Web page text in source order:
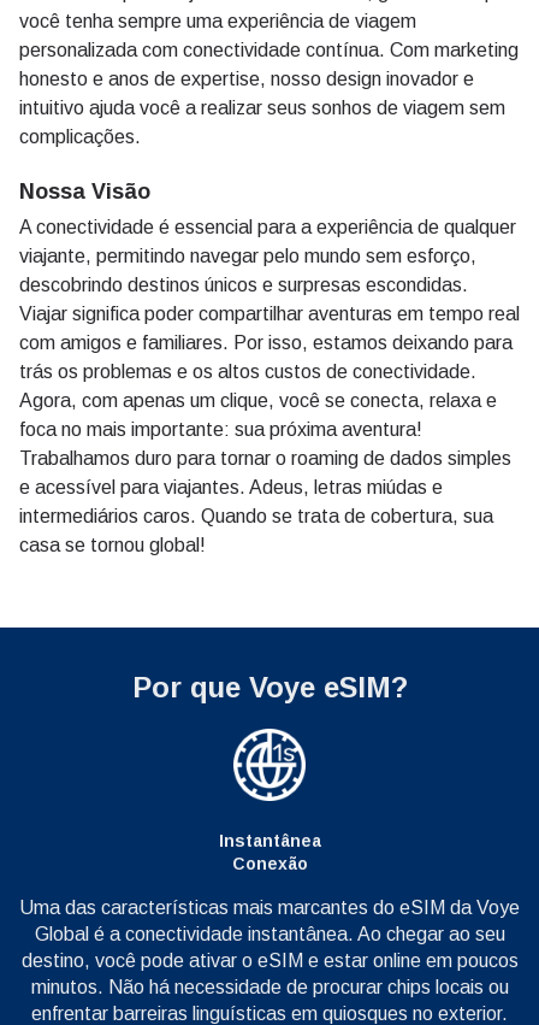
você tenha sempre uma experiência de viagem
personalizada com conectividade contínua. Com marketing
honesto e anos de expertise, nosso design inovador e
intuitivo ajuda você a realizar seus sonhos de viagem sem
complicações.
Nossa Visão
A conectividade é essencial para a experiência de qualquer
viajante, permitindo navegar pelo mundo sem esforço,
descobrindo destinos únicos e surpresas escondidas.
Viajar significa poder compartilhar aventuras em tempo real
com amigos e familiares. Por isso, estamos deixando para
trás os problemas e os altos custos de conectividade.
Agora, com apenas um clique, você se conecta, relaxa e
foca no mais importante: sua próxima aventura!
Trabalhamos duro para tornar o roaming de dados simples
e acessível para viajantes. Adeus, letras miúdas e
intermediários caros. Quando se trata de cobertura, sua
casa se tornou global!
Por que Voye eSIM?
Instantânea
Conexão
Uma das características mais marcantes do eSIM da Voye
Global é a conectividade instantânea. Ao chegar ao seu
destino, você pode ativar o eSIM e estar online em poucos
minutos. Não há necessidade de procurar chips locais ou
enfrentar barreiras linguísticas em quiosques no exterior.